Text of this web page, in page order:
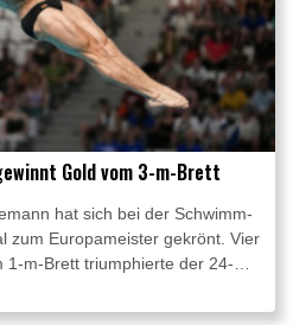
Gold vom 3-m-Brett
hat sich bei der Schwimm-
zum Europameister gekrönt. Vier
1-m-Brett triumphierte der 24-
m-Brett. Mit 506,80 Punkten ließ
den Franzosen Jules Boyer